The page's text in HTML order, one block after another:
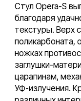
Стул Opera-S
благодаря
текстуры. Верх
поликарбоната,
ножках
заглушки-
царапинам,
УФ-излучения.